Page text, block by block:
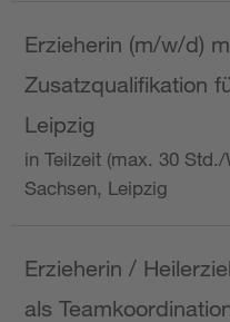
Erzieherin (m/w/d)
Zusatzqualifikation
Leipzig
in Teilzeit (max. 30
Sachsen, Leipzig
Erzieherin /
als